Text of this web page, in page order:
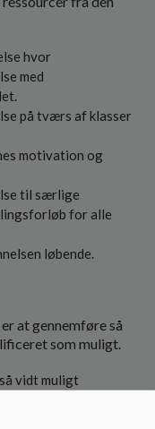
hvor
med
på tværs af klasser
motivation og
til særlige
for alle
løbende.
at gennemføre så
som muligt.
vidt muligt
eller